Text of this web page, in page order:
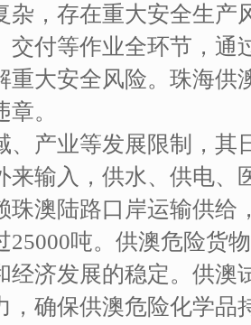
杂，存在重大安全生产
交付等作业全环节，通
重大安全风险。珠海供
。
、产业等发展限制，其
来输入，供水、供电、
珠澳陆路口岸运输供给
25000吨。供澳危险货
经济发展的稳定。供澳
，确保供澳危险化学品